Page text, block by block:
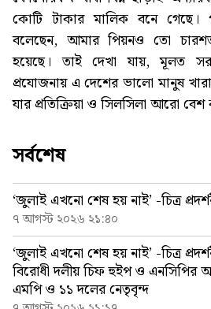
কোটি টাকার মালিক বনে গেছে।
বলেছেন, আমার পিয়নও তো
হয়েছে। তাই দেখা যায়, মূলত
প্রযোজনায় এ দেশের ভালো মানুষ
যার প্রতিক্রিয়া ও সিলসিলা আরো
সর্বশেষ
‘জুলাই এখনো শেষ হয় নাই’ -চিত্র
৭ আগস্ট ২০২৬ ২১:৪০
‘জুলাই এখনো শেষ হয় নাই’ -চিত্র
বিরোধী দলীয় চিফ হুইপ ও এনসিপির
এমপি ও ১১ দলের নেতৃবৃন্দ